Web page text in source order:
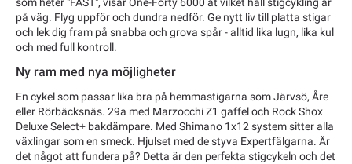
på väg. Flyg uppför och dundra nedför. Ge nytt liv till platta stigar
och lek dig fram på snabba och grova spår - alltid lika lugn, lika kul
och med full kontroll.
Ny ram med nya möjligheter
En cykel som passar lika bra på hemmastigarna som Järvsö, Åre
eller Rörbäcksnäs. 29a med Marzocchi Z1 gaffel och Rock Shox
Deluxe Select+ bakdämpare. Med Shimano 1x12 system sitter alla
växlingar som en smeck. Hjulset med de styva Expertfälgarna. Är
det något att fundera på? Detta är den perfekta stigcykeln och det